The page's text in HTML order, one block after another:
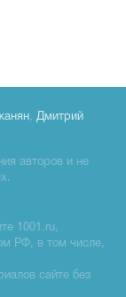
, Дмитрий
авторов и не
1001.ru,
РФ, в том числе,
сайте без